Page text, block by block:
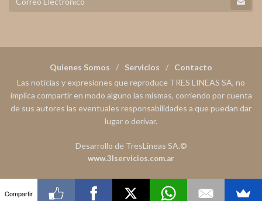
Quienes Somos Servicios
Contacto
Las noticias y expresiones que reproduce TRES LINEAS SA, no
implica compartir en modo alguno las mismas, corriendo por cuenta
de sus autores las eventuales responsabilidades a que puedan dar
lugar o derivar.
Desarrollo de TresLineas SA.©
www.3lservicios.com.ar
Compartir